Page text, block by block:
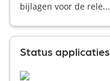
bijlagen voor de rele...
Status applicaties